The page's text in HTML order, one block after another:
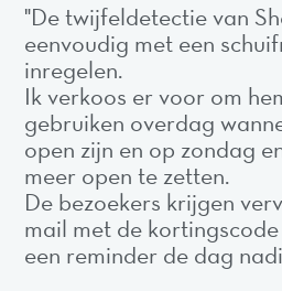
"De twijfeldetectie van
eenvoudig met een
inregelen.
Ik verkoos er voor om
gebruiken overdag
open zijn en op zondag
meer open te zetten.
De bezoekers krijgen
mail met de
een reminder de dag